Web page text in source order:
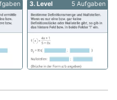
3. Level 5 Aufgaben